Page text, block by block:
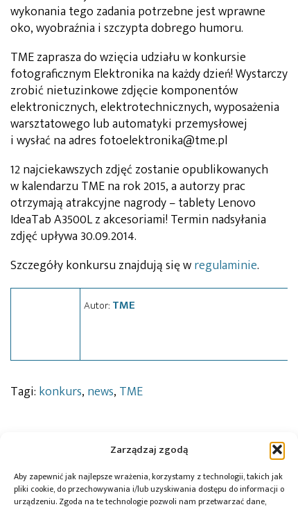
Zarządzaj zgodą
Aby zapewnić jak najlepsze wrażenia, korzystamy z technologii, takich jak
pliki cookie, do przechowywania i/lub uzyskiwania dostępu do informacji o
urządzeniu. Zgoda na te technologie pozwoli nam przetwarzać dane,
wykonania tego zadania potrzebne jest wprawne
oko, wyobraźnia i szczypta dobrego humoru.
TME zaprasza do wzięcia udziału w konkursie
fotograficznym Elektronika na każdy dzień! Wystarczy
zrobić nietuzinkowe zdjęcie komponentów
elektronicznych, elektrotechnicznych, wyposażenia
warsztatowego lub automatyki przemysłowej
i wysłać na adres fotoelektronika@tme.pl
12 najciekawszych zdjęć zostanie opublikowanych
w kalendarzu TME na rok 2015, a autorzy prac
otrzymają atrakcyjne nagrody – tablety Lenovo
IdeaTab A3500L z akcesoriami! Termin nadsyłania
zdjęć upływa 30.09.2014.
Szczegóły konkursu znajdują się wregulaminie.
Autor: TME
Tagi: konkurs, news, TME
Przeczytaj również: